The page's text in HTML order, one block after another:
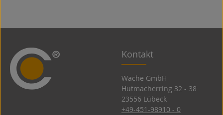
Kontakt
Wache GmbH
Hutmacherring 32 ­- 38
23556 Lübeck
+49-451-98910 - 0